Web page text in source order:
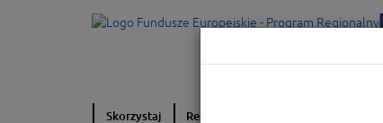
Skorzystaj Realizuję projekt